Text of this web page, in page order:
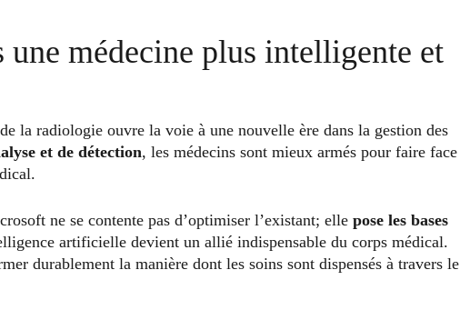
une médecine plus intelligente et
la radiologie ouvre la voie à une nouvelle ère dans la gestion des
et de détection, les médecins sont mieux armés pour faire face
ne se contente pas d’optimiser l’existant; elle pose les bases
artificielle devient un allié indispensable du corps médical.
durablement la manière dont les soins sont dispensés à travers le